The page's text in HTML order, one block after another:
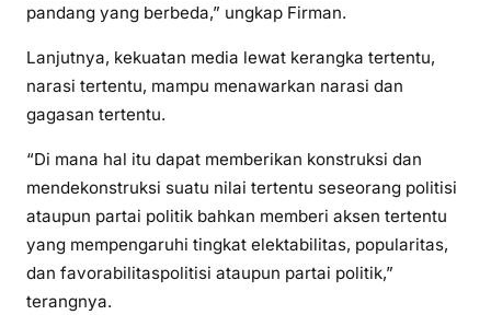
pandang yang berbeda,” ungkap Firman.
Lanjutnya, kekuatan media lewat kerangka tertentu,
narasi tertentu, mampu menawarkan narasi dan
gagasan tertentu.
“Di mana hal itu dapat memberikan konstruksi dan
mendekonstruksi suatu nilai tertentu seseorang politisi
ataupun partai politik bahkan memberi aksen tertentu
yang mempengaruhi tingkat elektabilitas, popularitas,
dan favorabilitaspolitisi ataupun partai politik,”
terangnya.